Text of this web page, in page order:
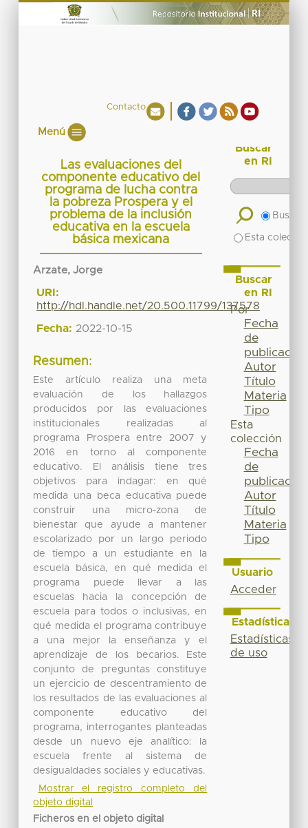
Contacto
Menú
Las evaluaciones del
componente educativo del
programa de lucha contra
la pobreza Prospera y el
problema de la inclusión
educativa en la escuela
básica mexicana
Arzate, Jorge
URI:
http://hdl.handle.net/20.500.11799/137578
Fecha: 2022-10-15
Resumen:
Este artículo realiza una meta
evaluación de los hallazgos
producidos por las evaluaciones
institucionales realizadas al
programa Prospera entre 2007 y
2016 en torno al componente
educativo. El análisis tiene tres
objetivos para indagar: en qué
medida una beca educativa puede
construir una micro-zona de
bienestar que ayude a mantener
escolarizado por un largo periodo
de tiempo a un estudiante en la
escuela básica, en qué medida el
programa puede llevar a las
escuelas hacia la concepción de
escuela para todos o inclusivas, en
qué medida el programa contribuye
a una mejor la enseñanza y el
aprendizaje de los becarios. Este
conjunto de preguntas constituye
un ejercicio de descentramiento de
los resultados de las evaluaciones al
componente educativo del
programa, interrogantes planteadas
desde un nuevo eje analítico: la
escuela frente al sistema de
desigualdades sociales y educativas.
Mostrar el registro completo del
objeto digital
Ficheros en el objeto digital
Buscar
en RI
Buscar
Esta
Buscar
en RI
Por
Fecha
de
publicación
Autor
Título
Materia
Tipo
Esta
colección
Fecha
de
publicación
Autor
Título
Materia
Tipo
Usuario
Acceder
Estadísticas
Estadísticas
de uso